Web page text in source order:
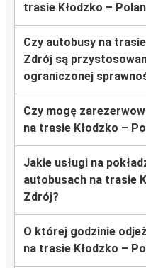
trasie Kłodzko –
Czy autobusy na
Zdrój są
ograniczonej
Czy mogę
na trasie Kłodzko –
Jakie usługi na
autobusach na trasie
Zdrój?
O której godzinie
na trasie Kłodzko –